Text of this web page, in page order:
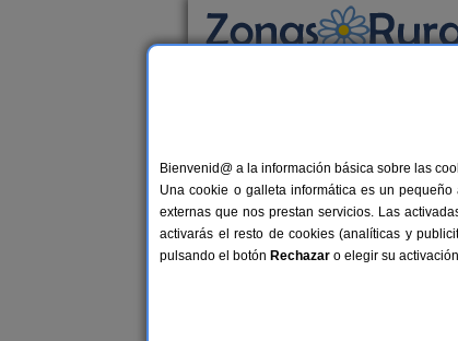
>
Casa Rural El Pajar
Casa Rural en Orísoain
Alquiler completo 2-4
Bienvenid@ a la información básica sobre las
Una cookie o galleta informática es un
externas que nos prestan servicios. Las
activarás el resto de cookies (analíticas y
pulsando el botón Rechazar o elegir su